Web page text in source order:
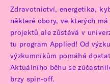
Zdravotnictví, energetika,
některé obory, ve kterých
projektů ale zůstává v
tu program Applied! Od
výzkumníkům pomáhá
Aktuálního běhu se
brzy spin-off.